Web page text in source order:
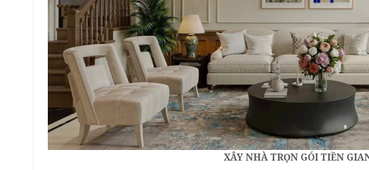
XÂY NHÀ TRỌN GÓI TIỀN